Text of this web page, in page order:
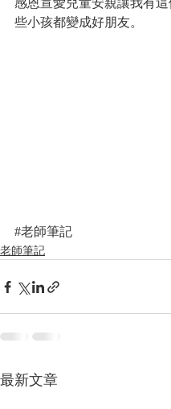
感恩宣愛兒童安親讓我有
些小孩都變成好朋友。
#老師筆記
老師筆記
最新文章